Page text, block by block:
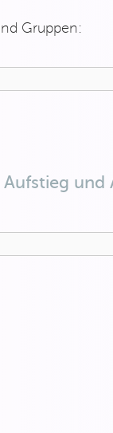
Gruppen:
und